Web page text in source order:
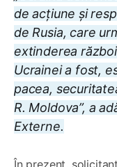
de acțiune și
de Rusia, care
extinderea
Ucrainei a fost,
pacea,
R. Moldova”, a
Externe.
În prezent,